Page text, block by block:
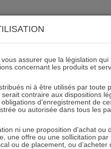
21 I et
sur
assurer que la législation qui
concernant les produits et
ni à être utilisés par toute
contraire aux dispositions
d’enregistrement de
ou autorisée dans tous les
ni une proposition d’achat ou
une offre ou une sollicitation
ou de placement, ou d’acheter